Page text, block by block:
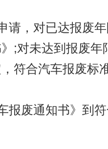
请，对已达报废
》;对未达到报废
符合汽车报废标
报废通知书》到